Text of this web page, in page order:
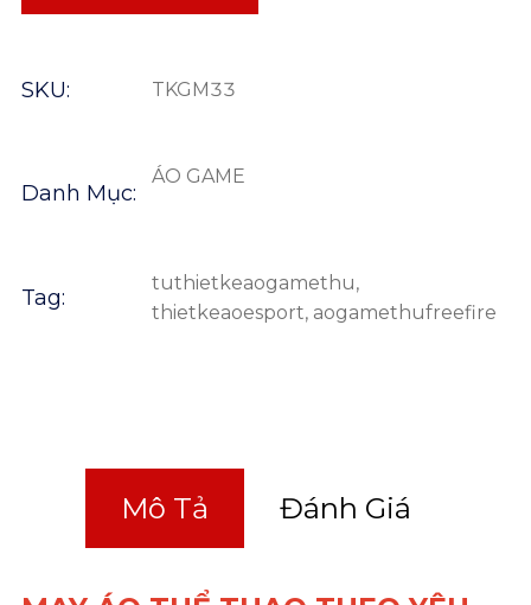
SKU: TKGM33
Danh Mục:
ÁO GAME
Tag:
tuthietkeaogamethu,
thietkeaoesport, aogamethufreefire
Mô Tả Đánh Giá